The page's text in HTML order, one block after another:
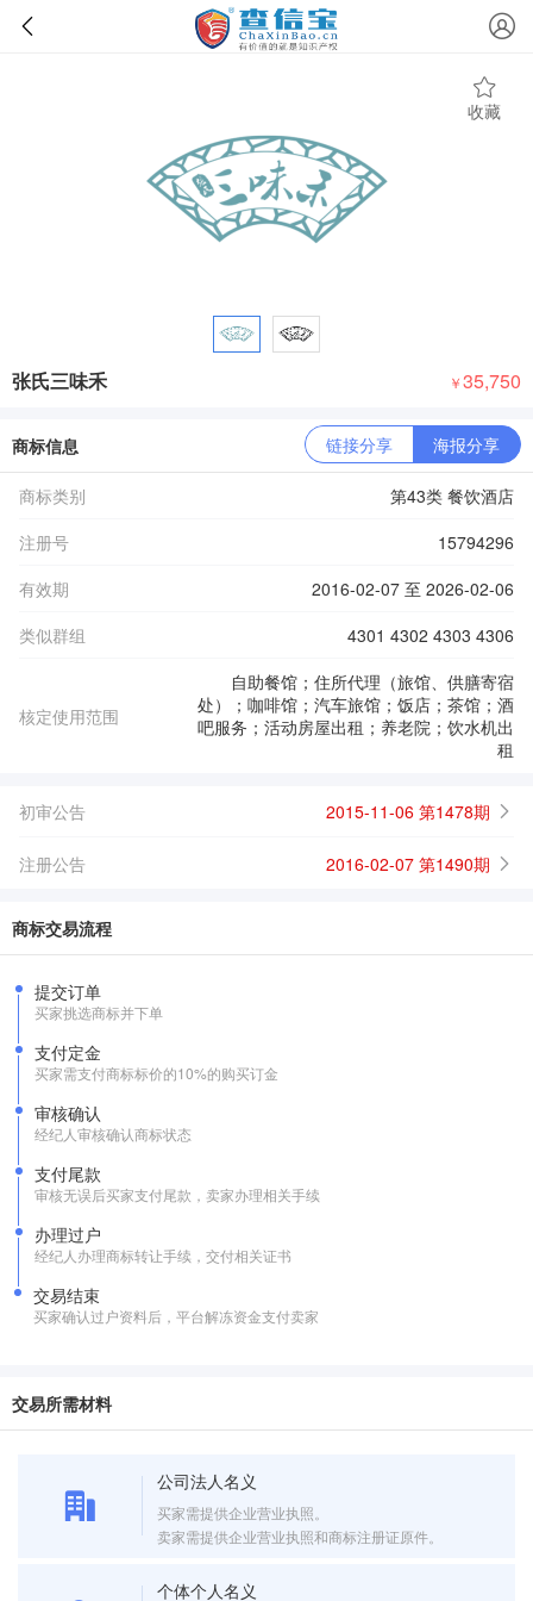
收藏
张氏三味禾 ￥35,750
商标信息 链接分享 海报分享
商标类别
第43类 餐饮酒店
注册号
15794296
有效期
2016-02-07 至 2026-02-06
类似群组
4301 4302 4303 4306
核定使用范围
自助餐馆；住所代理（旅馆、供膳寄宿
处）；咖啡馆；汽车旅馆；饭店；茶馆；酒
吧服务；活动房屋出租；养老院；饮水机出
租
初审公告 2015-11-06 第1478期
注册公告 2016-02-07 第1490期
商标交易流程
提交订单
买家挑选商标并下单
支付定金
买家需支付商标标价的10%的购买订金
审核确认
经纪人审核确认商标状态
支付尾款
审核无误后买家支付尾款，卖家办理相关手续
办理过户
经纪人办理商标转让手续，交付相关证书
交易结束
买家确认过户资料后，平台解冻资金支付卖家
交易所需材料
公司法人名义
买家需提供企业营业执照。
卖家需提供企业营业执照和商标注册证原件。
个体个人名义